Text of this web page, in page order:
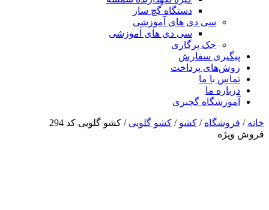
دستگاه گچ ساز
سی دی های آموزشی
سی دی های آموزشی
جک پرگاری
پیگیری سفارش
روش‌های پرداخت
تماس با ما
درباره ما
آموزشگاه گچبری
خانه / فروشگاه / کشو / کشو گلویی / کشو گلویی کد 294
فروش ویژه